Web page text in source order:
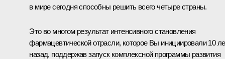
в мире сегодня способны решить всего четыре страны.
Это во многом результат интенсивного становления
фармацевтической отрасли, которое Вы инициировали 10
назад, поддержав запуск комплексной программы развития